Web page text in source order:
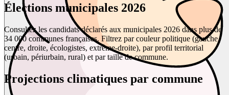
Élections municipales 2026
Consultez les candidats déclarés aux municipales 2026 dans plus de
34 000 communes françaises. Filtrez par couleur politique (gauche,
centre, droite, écologistes, extrême-droite), par profil territorial
(urbain, périurbain, rural) et par taille de commune.
Projections climatiques par commune